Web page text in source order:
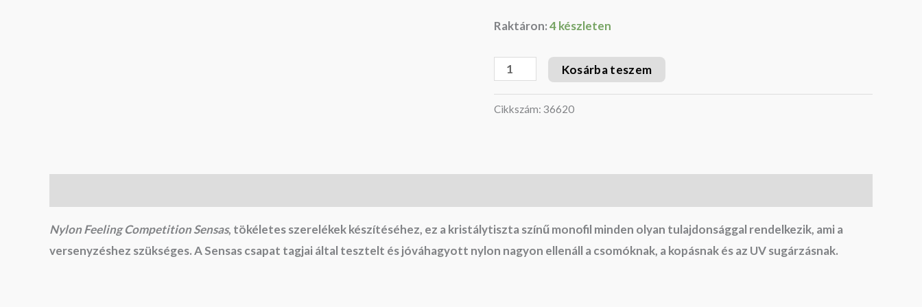
Raktáron:4 készleten
Kosárba teszem
Cikkszám: 36620
Nylon Feeling Competition Sensas, tökéletes szerelékek készítéséhez, ez a kristálytiszta színű monofil minden olyan tulajdonsággal rendelkezik, ami a
versenyzéshez szükséges. A Sensas csapat tagjai által tesztelt és jóváhagyott nylon nagyon ellenáll a csomóknak, a kopásnak és az UV sugárzásnak.